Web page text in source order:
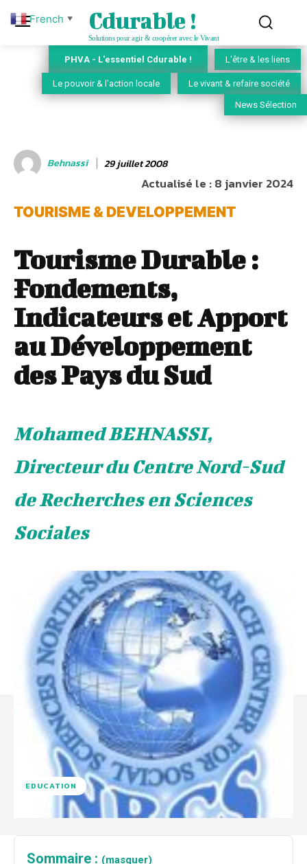
Cdurable !
Solutions pour agir & coopérer avec le Vivant
PHVA - L'essentiel Cdurable ! L'être & les liens
Le pouvoir & l'action locale Le vivant & refaire société
News Sélection
Behnassi 29 juillet 2008
Actualisé le :8 janvier 2024
TOURISME & DEVELOPPEMENT
Tourisme Durable :
Fondements,
Indicateurs et Apport
au Développement
des Pays du Sud
Mohamed BEHNASSI,
Directeur du Centre Nord-Sud
de Recherches en Sciences
Sociales
EDUCATION
Sommaire : (masquer)
French ▼